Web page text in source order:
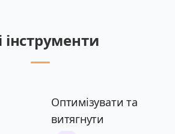
інструменти
Оптимізувати та
витягнути